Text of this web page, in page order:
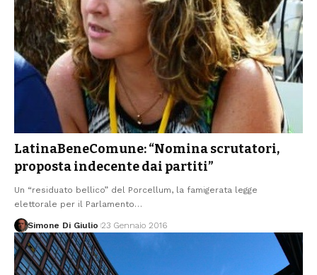
LatinaBeneComune: “Nomina scrutatori,
proposta indecente dai partiti”
Un “residuato bellico” del Porcellum, la famigerata legge
elettorale per il Parlamento…
Simone Di Giulio 23 Gennaio 2016